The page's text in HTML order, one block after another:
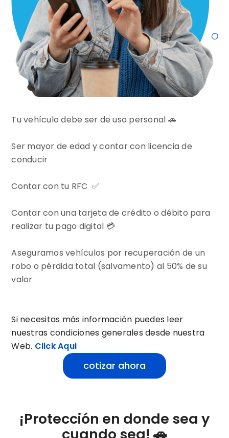
Tu vehículo debe ser de uso personal 🚗
Ser mayor de edad y contar con licencia de
conducir
Contar con tu RFC ✅
Contar con una tarjeta de crédito o débito para
realizar tu pago digital 💳
Aseguramos vehículos por recuperación de un
robo o pérdida total (salvamento) al 50% de su
valor
Si necesitas más información puedes leer
nuestras condiciones generales desde nuestra
Web. Click Aqui
cotizar ahora
¡Protección en donde sea y
cuando sea! 🚗